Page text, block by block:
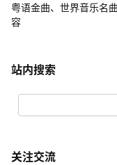
粤语金曲、世界音乐名
容
站内搜索
关注交流